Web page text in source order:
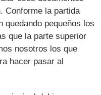
Conforme la partida
quedando pequeños los
que la parte superior
nosotros los que
hacer pasar al